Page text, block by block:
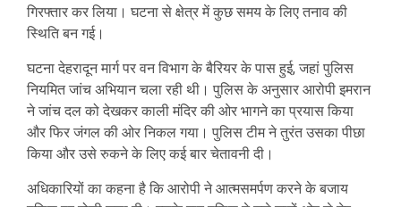
गिरफ्तार कर लिया। घटना से क्षेत्र में कुछ समय के लिए तनाव की
स्थिति बन गई।
घटना देहरादून मार्ग पर वन विभाग के बैरियर के पास हुई, जहां पुलिस
नियमित जांच अभियान चला रही थी। पुलिस के अनुसार आरोपी इमरान
ने जांच दल को देखकर काली मंदिर की ओर भागने का प्रयास किया
और फिर जंगल की ओर निकल गया। पुलिस टीम ने तुरंत उसका पीछा
किया और उसे रुकने के लिए कई बार चेतावनी दी।
अधिकारियों का कहना है कि आरोपी ने आत्मसमर्पण करने के बजाय